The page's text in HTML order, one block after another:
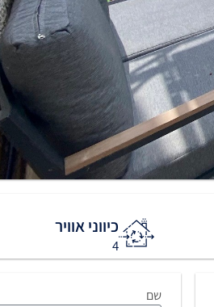
כיווני אוויר
4
שם